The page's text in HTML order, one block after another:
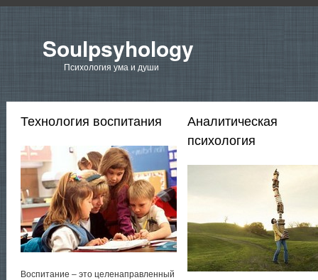
Soulpsyhology
Психология ума и души
Технология воспитания
Воспитание – это целенаправленный
Аналитическая
психология